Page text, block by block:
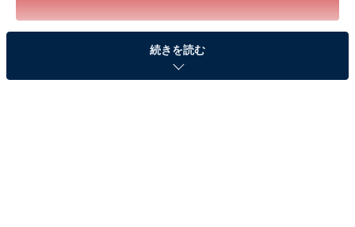
※以下のセール情報は2026年5月21日10時現在のもので
す。料金の変更、満室の場合もあります。
続きを読む